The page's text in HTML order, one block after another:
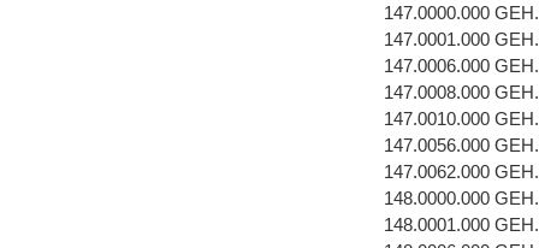
147.0000.000
147.0001.000
147.0006.000
147.0008.000
147.0010.000
147.0056.000
147.0062.000
148.0000.000
148.0001.000